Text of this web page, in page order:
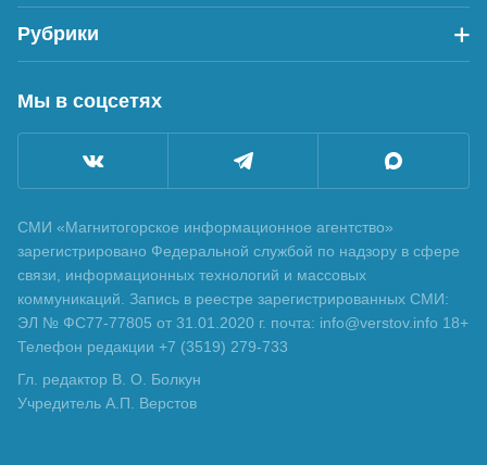
Рубрики
Мы в соцсетях
СМИ «Магнитогорское информационное агентство»
зарегистрировано Федеральной службой по надзору в сфере
связи, информационных технологий и массовых
коммуникаций. Запись в реестре зарегистрированных СМИ:
ЭЛ № ФС77-77805 от 31.01.2020 г. почта: info@verstov.info 18+
Телефон редакции +7 (3519) 279-733
Гл. редактор В. О. Болкун
Учредитель А.П. Верстов